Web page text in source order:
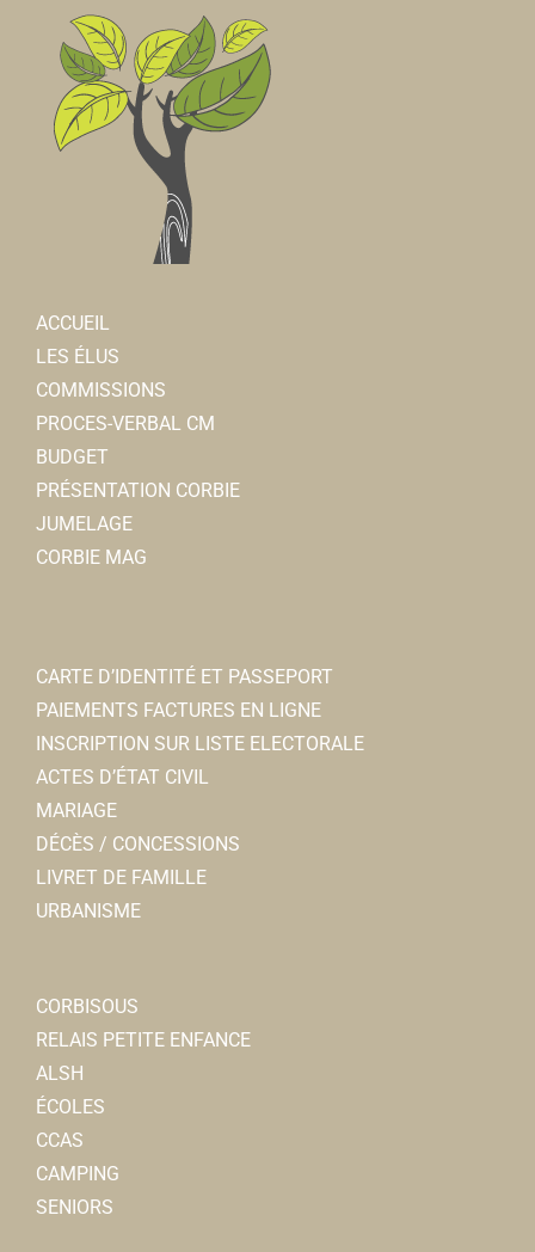
ACCUEIL
LES ÉLUS
COMMISSIONS
PROCES-VERBAL CM
BUDGET
PRÉSENTATION CORBIE
JUMELAGE
CORBIE MAG
CARTE D’IDENTITÉ ET PASSEPORT
PAIEMENTS FACTURES EN LIGNE
INSCRIPTION SUR LISTE ELECTORALE
ACTES D’ÉTAT CIVIL
MARIAGE
DÉCÈS / CONCESSIONS
LIVRET DE FAMILLE
URBANISME
CORBISOUS
RELAIS PETITE ENFANCE
ALSH
ÉCOLES
CCAS
CAMPING
SENIORS